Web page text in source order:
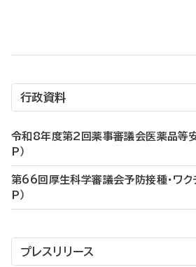
行政資料
令和8年度第2回薬事審議会医薬品等
P）
第66回厚生科学審議会予防接種・ワク
P）
プレスリリース